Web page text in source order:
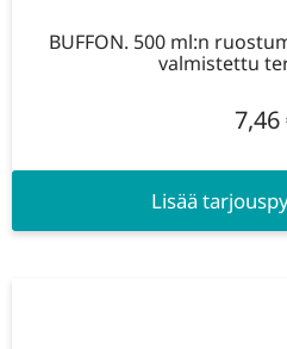
BUFFON. 500 ml:n
valmistettu
7,46
Lisää